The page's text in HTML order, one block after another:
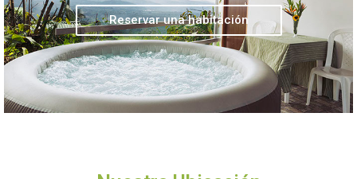
Reservar una habitación